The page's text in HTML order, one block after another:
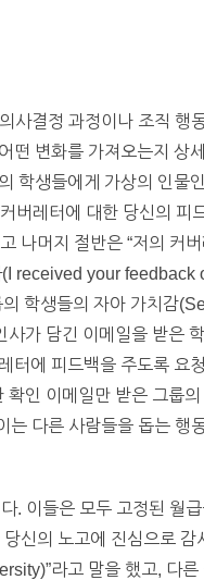
결정 과정이나 조직 행
떤 변화를 가져오는지 상
학생들에게 가상의 인물
버레터에 대한 당신의 피
나머지 절반은 “저의 커
(I received your
학생들의 자아 가치감
가 담긴 이메일을 받은
터에 피드백을 주도록 요
인 이메일만 받은 그룹
다른 사람들을 돕는 행
. 이들은 모두 고정된 월
신의 노고에 진심으로
라고 말을 했고, 다른